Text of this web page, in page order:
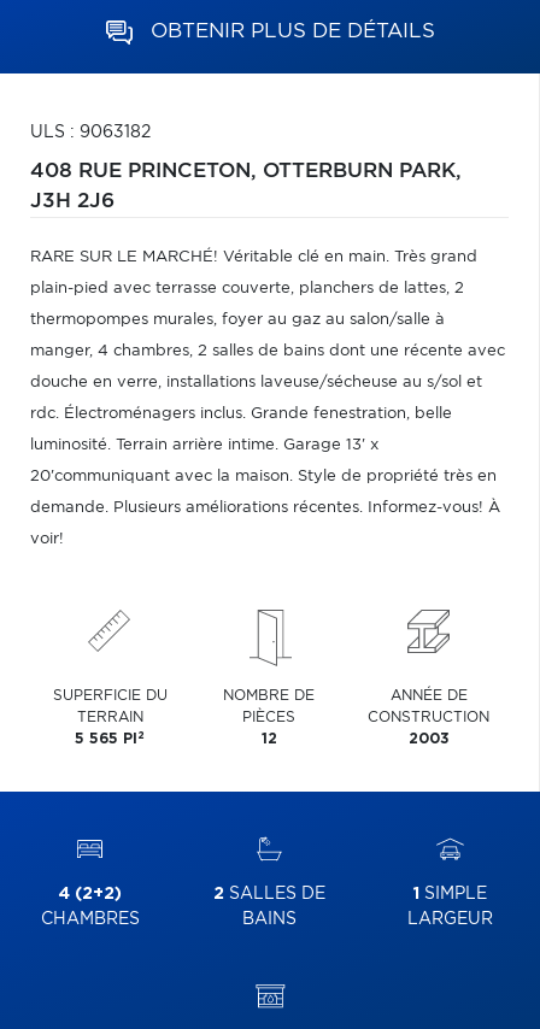
OBTENIR PLUS DE DÉTAILS
ULS : 9063182
408 RUE PRINCETON, OTTERBURN PARK,
J3H 2J6
RARE SUR LE MARCHÉ! Véritable clé en main. Très grand
plain-pied avec terrasse couverte, planchers de lattes, 2
thermopompes murales, foyer au gaz au salon/salle à
manger, 4 chambres, 2 salles de bains dont une récente avec
douche en verre, installations laveuse/sécheuse au s/sol et
rdc. Électroménagers inclus. Grande fenestration, belle
luminosité. Terrain arrière intime. Garage 13' x
20'communiquant avec la maison. Style de propriété très en
demande. Plusieurs améliorations récentes. Informez-vous! À
voir!
SUPERFICIE DU
TERRAIN
5 565 PI 2
NOMBRE DE
PIÈCES
12
ANNÉE DE
CONSTRUCTION
2003
4 (2+2)
CHAMBRES
2 SALLES DE
BAINS
1 SIMPLE
LARGEUR